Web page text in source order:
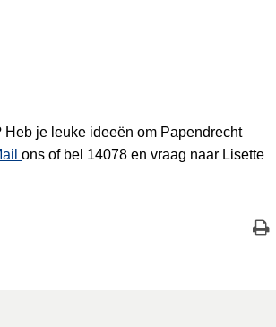
je leuke ideeën om Papendrecht
ons of bel 14078 en vraag naar Lisette